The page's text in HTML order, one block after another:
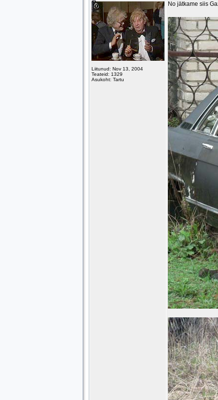
Liitunud: Nov 13, 2004
Teateid: 1329
Asukoht: Tartu
No jätkame siis